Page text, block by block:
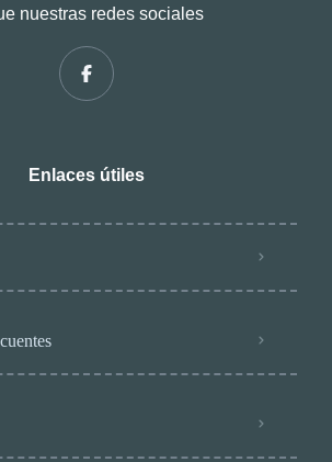
nuestras redes sociales
Enlaces útiles